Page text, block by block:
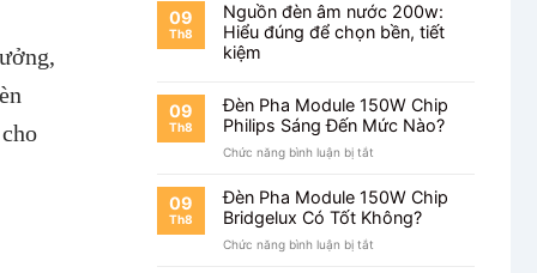
09
Th8
Nguồn đèn âm nước 200w:
Hiểu đúng để chọn bền, tiết
kiệm
09
Th8
Đèn Pha Module 150W Chip
Philips Sáng Đến Mức Nào?
Chức năng bình luận bị tắt
Pha
Module
150W
09
Th8
Đèn Pha Module 150W Chip
Bridgelux Có Tốt Không?
Chức năng bình luận bị tắt